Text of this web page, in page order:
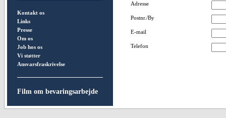
Kontakt os
Links
Presse
Om os
Job hos os
Vi støtter
Ansvarsfraskrivelse
Film om bevaringsarbejde
Adresse
Postnr./By
E-mail
Telefon